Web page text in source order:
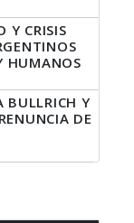
Y CRISIS
HUMANOS
BULLRICH Y
DE